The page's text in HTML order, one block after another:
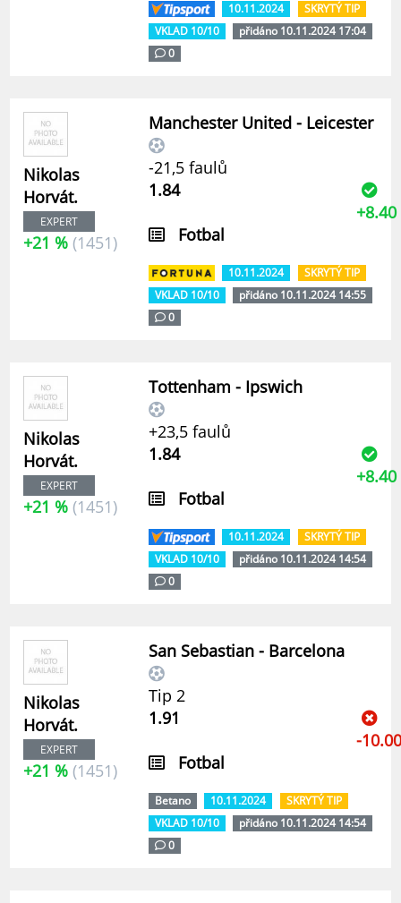
10.11.2024
SKRYTÝ TIP
VKLAD 10/10
přidáno 10.11.2024 17:04
0
Nikolas
Horvát.
EXPERT
+21 % (1451)
Manchester United - Leicester
-21,5 faulů
1.84
Fotbal
+8.40
10.11.2024
SKRYTÝ TIP
VKLAD 10/10
přidáno 10.11.2024 14:55
0
Nikolas
Horvát.
EXPERT
+21 % (1451)
Tottenham - Ipswich
+23,5 faulů
1.84
Fotbal
+8.40
10.11.2024
SKRYTÝ TIP
VKLAD 10/10
přidáno 10.11.2024 14:54
0
Nikolas
Horvát.
EXPERT
+21 % (1451)
San Sebastian - Barcelona
Tip 2
1.91
Fotbal
-10.00
Betano 10.11.2024
SKRYTÝ TIP
VKLAD 10/10
přidáno 10.11.2024 14:54
0